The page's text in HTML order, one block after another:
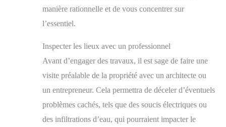
manière rationnelle et de vous concentrer sur
l’essentiel.
Inspecter les lieux avec un professionnel
Avant d’engager des travaux, il est sage de faire une
visite préalable de la propriété avec un architecte ou
un entrepreneur. Cela permettra de déceler d’éventuels
problèmes cachés, tels que des soucis électriques ou
des infiltrations d’eau, qui pourraient impacter le